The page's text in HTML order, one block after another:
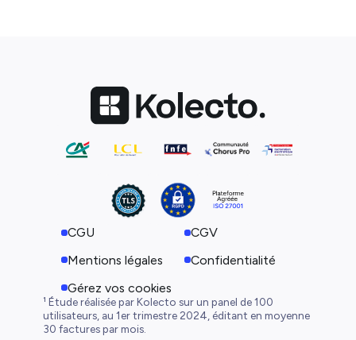
CGU
CGV
Mentions légales
Confidentialité
Gérez vos cookies
¹ Étude réalisée par Kolecto sur un panel de 100
utilisateurs, au 1er trimestre 2024, éditant en moyenne
30 factures par mois.